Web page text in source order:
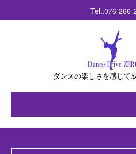
Tel.:076-266-
ダンスの楽しさを感じて